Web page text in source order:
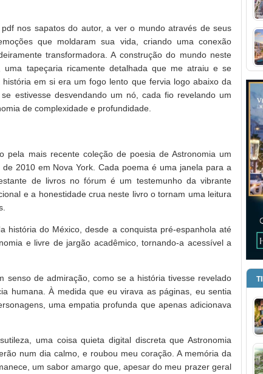
nos sapatos do autor, a ver o mundo através de seus
que moldaram sua vida, criando uma conexão
transformadora. A construção do mundo neste
tapeçaria ricamente detalhada que me atraiu e se
em si era um fogo lento que fervia logo abaixo da
estivesse desvendando um nó, cada fio revelando um
de complexidade e profundidade.
pela mais recente coleção de poesia de Astronomia um
2010 em Nova York. Cada poema é uma janela para a
de livros no fórum é um testemunho da vibrante
e a honestidade crua neste livro o tornam uma leitura
história do México, desde a conquista pré-espanhola até
e livre de jargão acadêmico, tornando-a acessível a
senso de admiração, como se a história tivesse revelado
humana. À medida que eu virava as páginas, eu sentia
uma empatia profunda que apenas adicionava
uma coisa quieta digital discreta que Astronomia
num dia calmo, e roubou meu coração. A memória da
um sabor amargo que, apesar do meu prazer geral